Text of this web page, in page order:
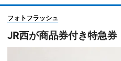
フォトフラッシュ
JR西が商品券付き特急券